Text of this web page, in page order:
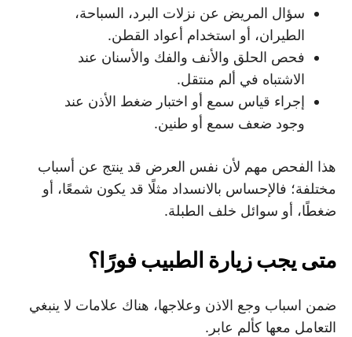
سؤال المريض عن نزلات البرد، السباحة،
الطيران، أو استخدام أعواد القطن.
فحص الحلق والأنف والفك والأسنان عند
الاشتباه في ألم منتقل.
إجراء قياس سمع أو اختبار ضغط الأذن عند
وجود ضعف سمع أو طنين.
هذا الفحص مهم لأن نفس العرض قد ينتج عن أسباب
مختلفة؛ فالإحساس بالانسداد مثلًا قد يكون شمعًا، أو
ضغطًا، أو سوائل خلف الطبلة.
متى يجب زيارة الطبيب فورًا؟
ضمن اسباب وجع الاذن وعلاجها، هناك علامات لا ينبغي
التعامل معها كألم عابر.